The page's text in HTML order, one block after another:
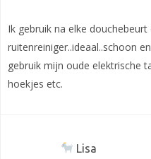
Ik gebruik na elke
ruitenreiniger..ideaal..schoon
gebruik mijn oude elektrische
hoekjes etc.
Lisa